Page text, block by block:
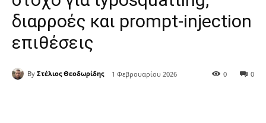
διαρροές και prompt-injection
επιθέσεις
By Στέλιος Θεοδωρίδης 1 Φεβρουαρίου 2026 0
0